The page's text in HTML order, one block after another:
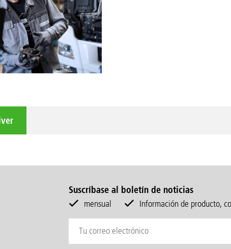
Suscríbase al boletín de noticias
mensual
Información de producto,